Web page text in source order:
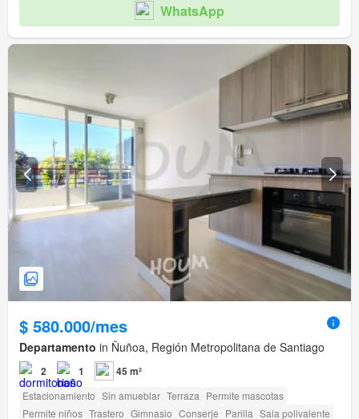
WhatsApp
$ 580.000/mes
Departamento in Ñuñoa, Región Metropolitana de Santiago
2 1 45 m²
Estacionamiento Sin amueblar Terraza Permite mascotas
Permite niños Trastero Gimnasio Conserje Parilla Sala polivalente